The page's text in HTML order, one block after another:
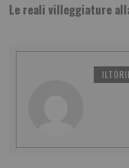
Le reali villeggiature